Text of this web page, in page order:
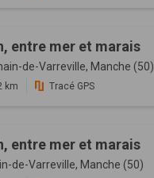
entre mer et marais
de-Varreville, Manche (50)
km Tracé GPS
entre mer et marais
de-Varreville, Manche (50)